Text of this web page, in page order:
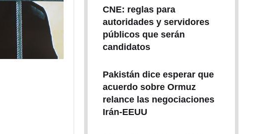
CNE: reglas para
autoridades y servidores
públicos que serán
candidatos
Pakistán dice esperar que
acuerdo sobre Ormuz
relance las negociaciones
Irán-EEUU